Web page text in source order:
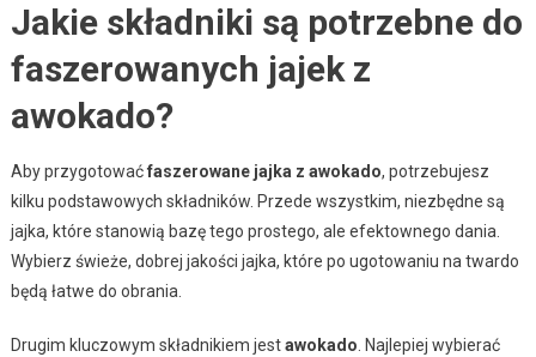
Jakie składniki są potrzebne do
faszerowanych jajek z
awokado?
Aby przygotowaćfaszerowane jajka z awokado, potrzebujesz
kilku podstawowych składników. Przede wszystkim, niezbędne są
jajka, które stanowią bazę tego prostego, ale efektownego dania.
Wybierz świeże, dobrej jakości jajka, które po ugotowaniu na twardo
będą łatwe do obrania.
Drugim kluczowym składnikiem jestawokado . Najlepiej wybierać